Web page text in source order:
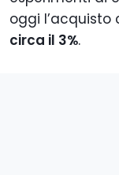
oggi
circa il 3%.